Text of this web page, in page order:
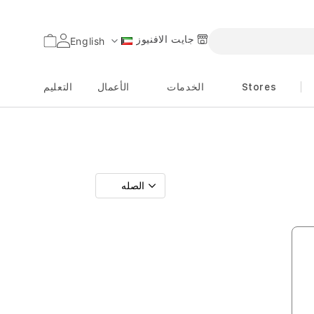
اللغة English جايت الافنيوز السلة
Stores الخدمات الأعمال التعليم